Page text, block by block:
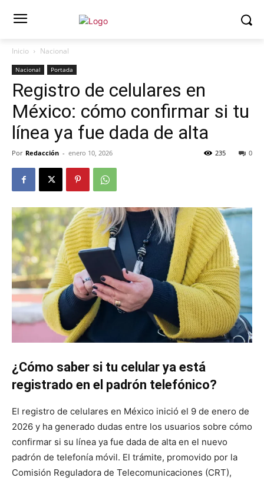
Inicio Nacional
Nacional Portada
Registro de celulares en
México: cómo confirmar si tu
línea ya fue dada de alta
Por Redacción - enero 10, 2026 0
235
¿Cómo saber si tu celular ya está
registrado en el padrón telefónico?
El registro de celulares en México inició el 9 de enero de
2026 y ha generado dudas entre los usuarios sobre cómo
confirmar si su línea ya fue dada de alta en el nuevo
padrón de telefonía móvil. El trámite, promovido por la
Comisión Reguladora de Telecomunicaciones (CRT),